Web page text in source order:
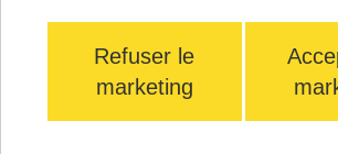
Refuser le
marketing